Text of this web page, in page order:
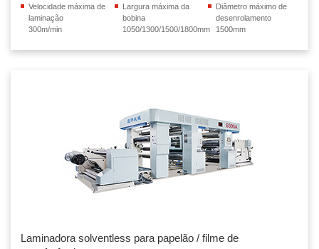
Velocidade máxima de
laminação
300m/min
Largura máxima da
bobina
1050/1300/1500/1800mm
Diâmetro máximo de
desenrolamento
1500mm
Laminadora solventless para papelão / filme de